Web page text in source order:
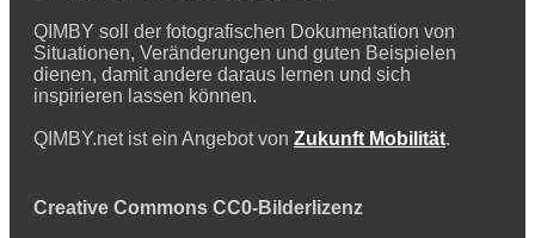
QIMBY soll der fotografischen Dokumentation von
Situationen, Veränderungen und guten Beispielen
dienen, damit andere daraus lernen und sich
inspirieren lassen können.
QIMBY.net ist ein Angebot von Zukunft Mobilität.
Creative Commons CC0-Bilderlizenz